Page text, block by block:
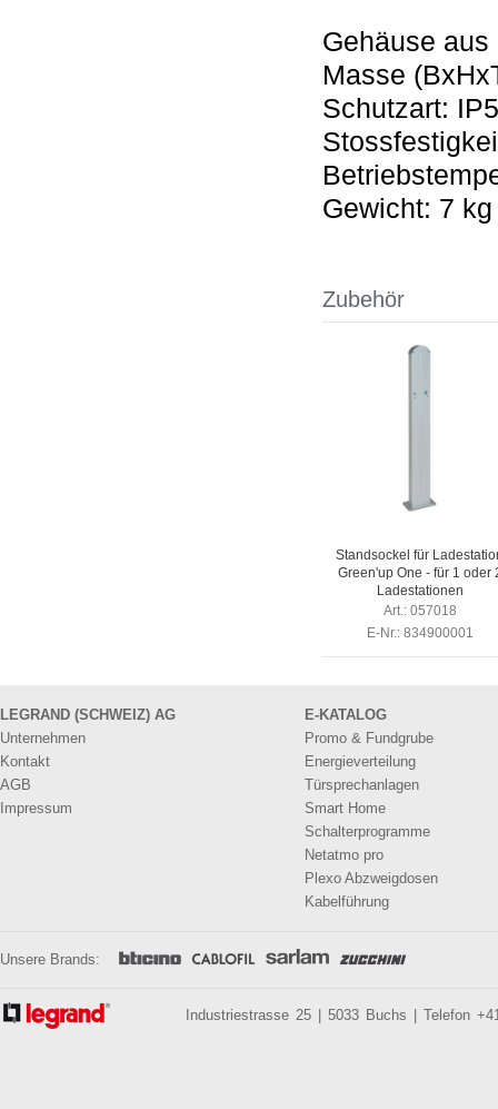
Gehäuse
Masse
Schutzart:
Gewicht: 7 kg
Zubehör
Standsockel für
Green'up One - für 1 oder
Ladestationen
Art.: 057018
E-Nr.: 834900001
LEGRAND (SCHWEIZ) AG
Unternehmen
Kontakt
AGB
Impressum
E-KATALOG
Promo & Fundgrube
Energieverteilung
Türsprechanlagen
Smart Home
Schalterprogramme
Netatmo pro
Plexo Abzweigdosen
Kabelführung
Unsere Brands:
Industriestrasse 25 | 5033 Buchs | Telefon